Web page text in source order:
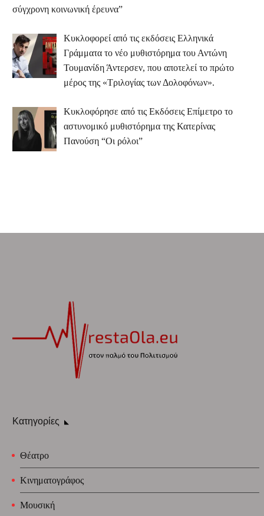
σύγχρονη κοινωνική έρευνα”
Κυκλοφορεί από τις εκδόσεις Ελληνικά
Γράμματα το νέο μυθιστόρημα του Αντώνη
Τουμανίδη Άντερσεν, που αποτελεί το πρώτο
μέρος της «Τριλογίας των Δολοφόνων».
Κυκλοφόρησε από τις Εκδόσεις Επίμετρο το
αστυνομικό μυθιστόρημα της Κατερίνας
Πανούση “Οι ρόλοι”
Κατηγορίες
Θέατρο
Κινηματογράφος
Μουσική